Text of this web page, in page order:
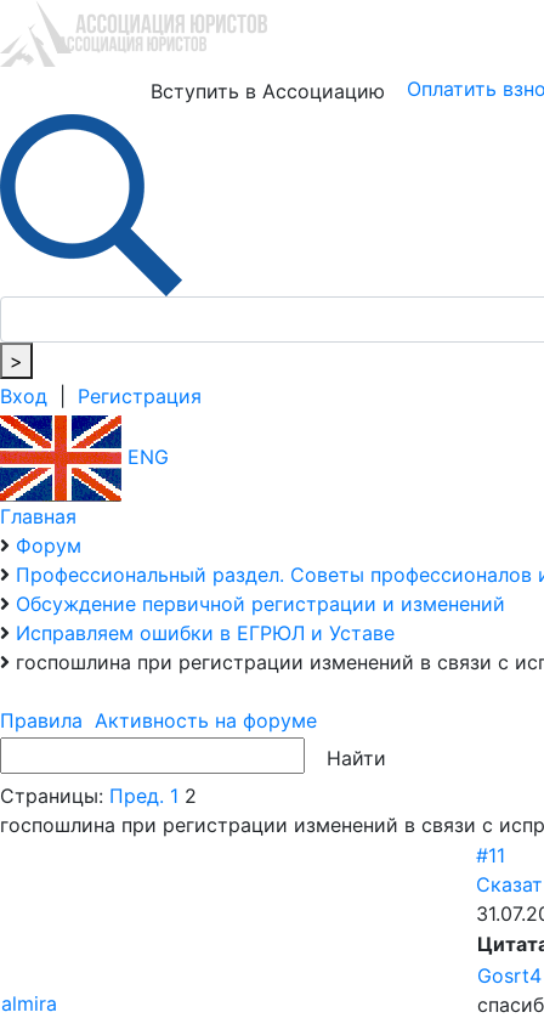
Вступить в Ассоциацию Оплатить
>
Вход
Регистрация
ENG
Главная
Форум
Профессиональный раздел. Советы
Обсуждение первичной регистрации и изменений
Исправляем ошибки в ЕГРЮЛ и Уставе
госпошлина при регистрации изменений в связи с
Правила Активность на форуме
Страницы: Пред. 1 2
госпошлина при регистрации изменений в связи с
almira
#11
Gosrt4